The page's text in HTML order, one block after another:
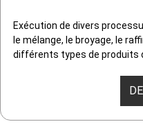
Exécution de divers
le mélange, le broyage, le
différents types de produits